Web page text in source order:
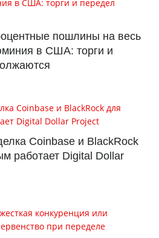
пошлины на весь
в США: торги и
Coinbase и BlackRock
работает Digital Dollar